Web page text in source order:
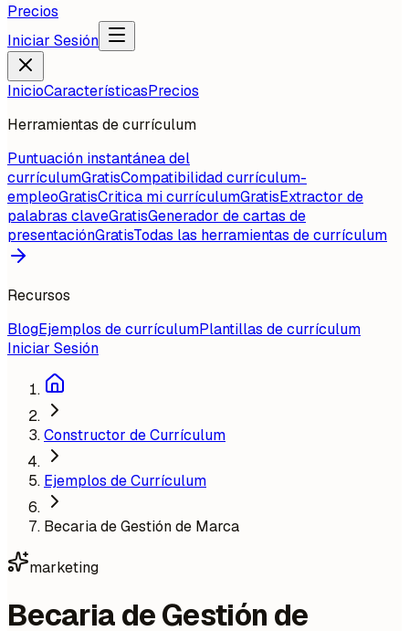
Precios
Iniciar Sesión
InicioCaracterísticasPrecios
Herramientas de currículum
Puntuación instantánea del
currículumGratisCompatibilidad currículum-
empleoGratisCritica mi currículumGratisExtractor de
palabras claveGratisGenerador de cartas de
presentaciónGratisTodas las herramientas de currículum
Recursos
BlogEjemplos de currículumPlantillas de currículum
Iniciar Sesión
Constructor de Currículum
Ejemplos de Currículum
Becaria de Gestión de Marca
marketing
Becaria de Gestión de